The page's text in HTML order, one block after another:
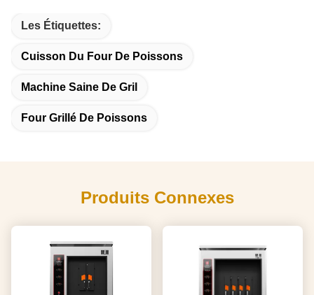
Les Étiquettes:
Cuisson Du Four De Poissons
Machine Saine De Gril
Four Grillé De Poissons
Produits Connexes